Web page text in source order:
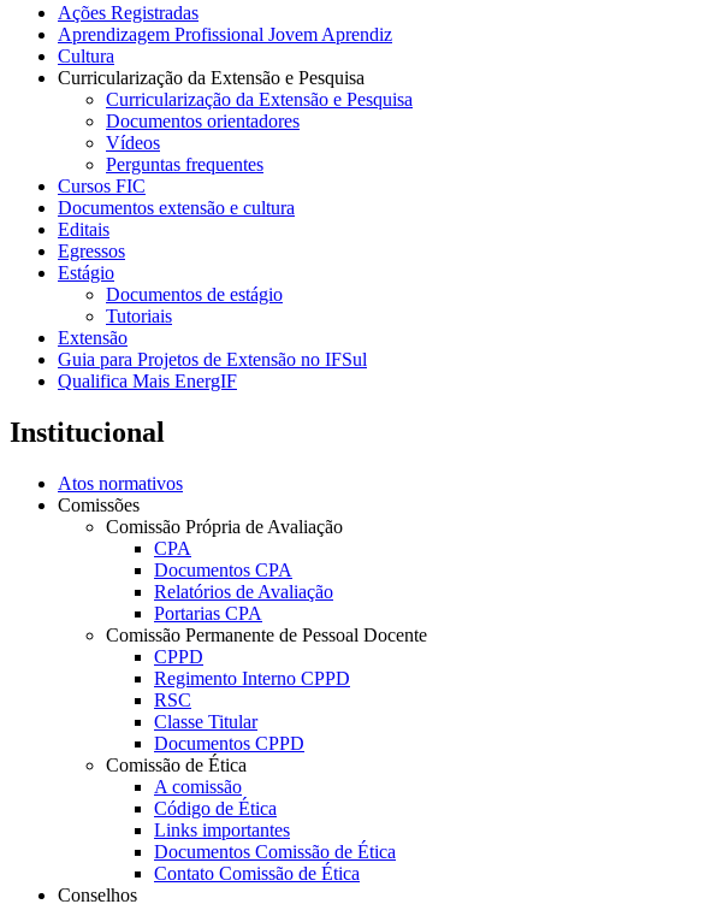
Ações Registradas
Aprendizagem Profissional Jovem Aprendiz
Cultura
Curricularização da Extensão e Pesquisa
Curricularização da Extensão e Pesquisa
Documentos orientadores
Vídeos
Perguntas frequentes
Cursos FIC
Documentos extensão e cultura
Editais
Egressos
Estágio
Documentos de estágio
Tutoriais
Extensão
Guia para Projetos de Extensão no IFSul
Qualifica Mais EnergIF
Institucional
Atos normativos
Comissões
Comissão Própria de Avaliação
CPA
Documentos CPA
Relatórios de Avaliação
Portarias CPA
Comissão Permanente de Pessoal Docente
CPPD
Regimento Interno CPPD
RSC
Classe Titular
Documentos CPPD
Comissão de Ética
A comissão
Código de Ética
Links importantes
Documentos Comissão de Ética
Contato Comissão de Ética
Conselhos